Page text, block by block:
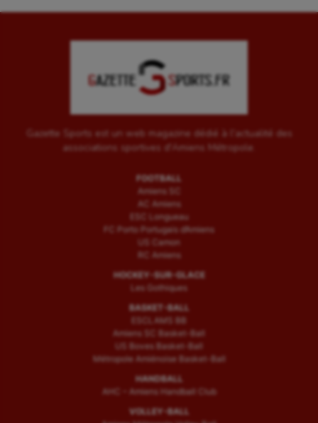
Gazette Sports est un web magazine dédié à l'actualité des
associations sportives d'Amiens Métropole.
FOOTBALL
Amiens SC
AC Amiens
ESC Longueau
FC Porto Portugais d’Amiens
US Camon
RC Amiens
HOCKEY-SUR-GLACE
Les Gothiques
BASKET-BALL
ESCLAMS BB
Amiens SC Basket-Ball
US Boves Basket-Ball
Métropole Amiénoise Basket-Ball
HANDBALL
AHC – Amiens Handball Club
VOLLEY-BALL